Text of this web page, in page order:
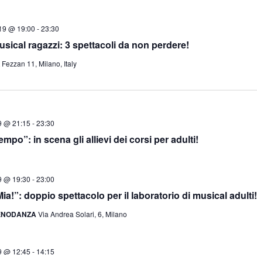
ragazzi: 3 spettacoli da non perdere!
@ 19:00 -23:30
11, Milano, Italy
in scena gli allievi dei corsi per adulti!
@ 21:15 -23:30
doppio spettacolo per il laboratorio di musical adulti!
@ 19:30 -23:00
Via Andrea Solari, 6, Milano
@ 12:45 - 14:15